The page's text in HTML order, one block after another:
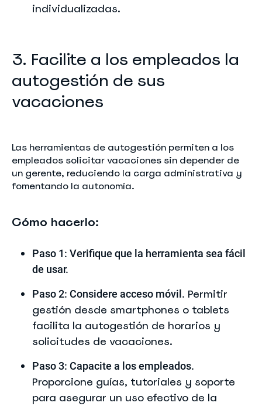
individualizadas.
3. Facilite a los empleados la
autogestión de sus
vacaciones
Las herramientas de autogestión permiten a los
empleados solicitar vacaciones sin depender de
un gerente, reduciendo la carga administrativa y
fomentando la autonomía.
Cómo hacerlo:
Paso 1: Verifique que la herramienta sea fácil
de usar.
Paso 2: Considere acceso móvil. Permitir
gestión desde smartphones o tablets
facilita la autogestión de horarios y
solicitudes de vacaciones.
Paso 3: Capacite a los empleados.
Proporcione guías, tutoriales y soporte
para asegurar un uso efectivo de la